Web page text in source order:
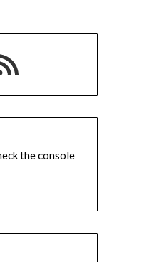
Feed
the console